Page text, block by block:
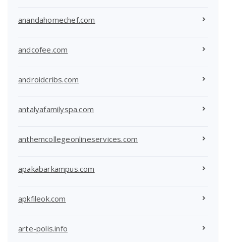
anandahomechef.com
andcofee.com
androidcribs.com
antalyafamilyspa.com
anthemcollegeonlineservices.com
apakabarkampus.com
apkfileok.com
arte-polis.info